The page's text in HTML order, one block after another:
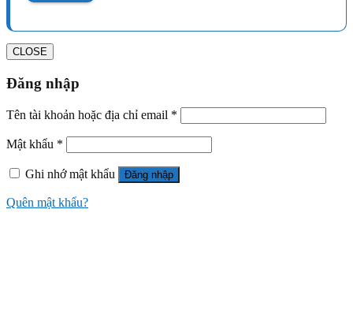
CLOSE
Đăng nhập
Tên tài khoản hoặc địa chỉ email *
Mật khẩu *
Ghi nhớ mật khẩu Đăng nhập
Quên mật khẩu?